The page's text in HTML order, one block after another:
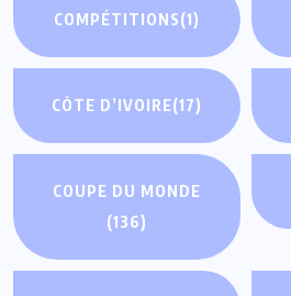
COMPÉTITIONS(1)
CÔTE D’IVOIRE(17)
COUPE DU MONDE
(136)